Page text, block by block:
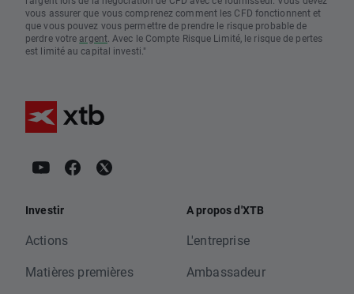
vous assurer que vous comprenez comment les CFD fonctionnent et
que vous pouvez vous permettre de prendre le risque probable de
perdre votre argent. Avec le Compte Risque Limité, le risque de pertes
est limité au capital investi."
Investir
Actions
Matières premières
A propos d'XTB
L'entreprise
Ambassadeur